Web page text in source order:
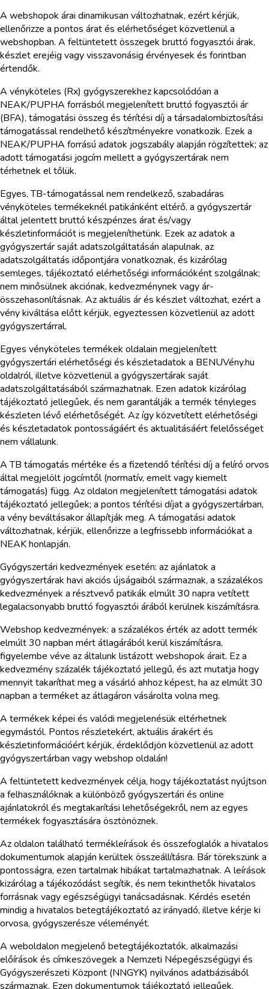
A webshopok árai dinamikusan változhatnak, ezért kérjük,
ellenőrizze a pontos árat és elérhetőséget közvetlenül a
webshopban. A feltüntetett összegek bruttó fogyasztói árak,
készlet erejéig vagy visszavonásig érvényesek és forintban
értendők.
A vényköteles (Rx) gyógyszerekhez kapcsolódóan a
NEAK/PUPHA forrásból megjelenített bruttó fogyasztói ár
(BFA), támogatási összeg és térítési díj a társadalombiztosítási
támogatással rendelhető készítményekre vonatkozik. Ezek a
NEAK/PUPHA forrású adatok jogszabály alapján rögzítettek; az
adott támogatási jogcím mellett a gyógyszertárak nem
térhetnek el tőlük.
Egyes, TB-támogatással nem rendelkező, szabadáras
vényköteles termékeknél patikánként eltérő, a gyógyszertár
által jelentett bruttó készpénzes árat és/vagy
készletinformációt is megjeleníthetünk. Ezek az adatok a
gyógyszertár saját adatszolgáltatásán alapulnak, az
adatszolgáltatás időpontjára vonatkoznak, és kizárólag
semleges, tájékoztató elérhetőségi információként szolgálnak;
nem minősülnek akciónak, kedvezménynek vagy ár-
összehasonlításnak. Az aktuális ár és készlet változhat, ezért a
vény kiváltása előtt kérjük, egyeztessen közvetlenül az adott
gyógyszertárral.
Egyes vényköteles termékek oldalain megjelenített
gyógyszertári elérhetőségi és készletadatok a BENUVény.hu
oldalról, illetve közvetlenül a gyógyszertárak saját
adatszolgáltatásából származhatnak. Ezen adatok kizárólag
tájékoztató jellegűek, és nem garantálják a termék tényleges
készleten lévő elérhetőségét. Az így közvetített elérhetőségi
és készletadatok pontosságáért és aktualitásáért felelősséget
nem vállalunk.
A TB támogatás mértéke és a fizetendő térítési díj a felíró orvos
által megjelölt jogcímtől (normatív, emelt vagy kiemelt
támogatás) függ. Az oldalon megjelenített támogatási adatok
tájékoztató jellegűek; a pontos térítési díjat a gyógyszertárban,
a vény beváltásakor állapítják meg. A támogatási adatok
változhatnak, kérjük, ellenőrizze a legfrissebb információkat a
NEAK honlapján.
Gyógyszertári kedvezmények esetén: az ajánlatok a
gyógyszertárak havi akciós újságaiból származnak, a százalékos
kedvezmények a résztvevő patikák elmúlt 30 napra vetített
legalacsonyabb bruttó fogyasztói árából kerülnek kiszámításra.
Webshop kedvezmények: a százalékos érték az adott termék
elmúlt 30 napban mért átlagárából kerül kiszámításra,
figyelembe véve az általunk listázott webshopok árait. Ez a
kedvezmény százalék tájékoztató jellegű, és azt mutatja hogy
mennyit takaríthat meg a vásárló ahhoz képest, ha az elmúlt 30
napban a terméket az átlagáron vásárolta volna meg.
A termékek képei és valódi megjelenésük eltérhetnek
egymástól. Pontos részletekért, aktuális árakért és
készletinformációért kérjük, érdeklődjön közvetlenül az adott
gyógyszertárban vagy webshop oldalán!
A feltüntetett kedvezmények célja, hogy tájékoztatást nyújtson
a felhasználóknak a különböző gyógyszertári és online
ajánlatokról és megtakarítási lehetőségekről, nem az egyes
termékek fogyasztására ösztönöznek.
Az oldalon található termékleírások és összefoglalók a hivatalos
dokumentumok alapján kerültek összeállításra. Bár törekszünk a
pontosságra, ezen tartalmak hibákat tartalmazhatnak. A leírások
kizárólag a tájékozódást segítik, és nem tekinthetők hivatalos
forrásnak vagy egészségügyi tanácsadásnak. Kérdés esetén
mindig a hivatalos betegtájékoztató az irányadó, illetve kérje ki
orvosa, gyógyszerésze véleményét.
A weboldalon megjelenő betegtájékoztatók, alkalmazási
előírások és címkeszövegek a Nemzeti Népegészségügyi és
Gyógyszerészeti Központ (NNGYK) nyilvános adatbázisából
származnak. Ezen dokumentumok tájékoztató jellegűek,